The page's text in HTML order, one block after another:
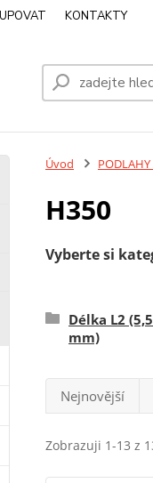
KONTAKTY
Úvod PODLAHY
H350
Vyberte si
Délka L2
mm)
Nejnovější
Zobrazuji 1-13 z